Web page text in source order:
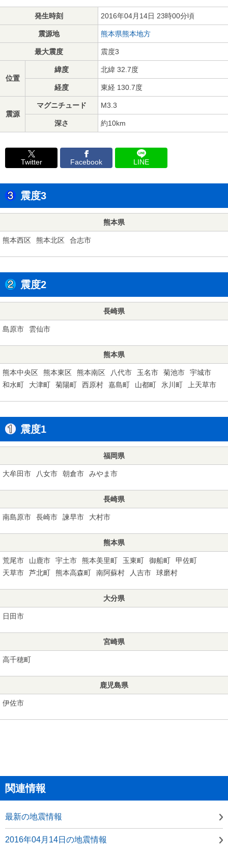
発生時刻 2016年04月14日 23時00分頃
震源地 熊本県熊本地方
最大震度 震度3
位置
緯度 北緯 32.7度
経度 東経 130.7度
震源
マグニチュード M3.3
深さ 約10km
Twitter Facebook LINE
震度3
熊本県
熊本西区 熊本北区 合志市
震度2
長崎県
島原市 雲仙市
熊本県
熊本中央区 熊本東区 熊本南区 八代市 玉名市 菊池市
宇城市
和水町
大津町 菊陽町 西原村 嘉島町 山都町 氷川町 上天草市
震度1
福岡県
大牟田市 八女市 朝倉市 みやま市
長崎県
南島原市 長崎市 諫早市 大村市
熊本県
荒尾市 山鹿市 宇土市 熊本美里町 玉東町 御船町
甲佐町
天草市
芦北町 熊本高森町 南阿蘇村 人吉市 球磨村
大分県
日田市
宮崎県
高千穂町
鹿児島県
伊佐市
関連情報
最新の地震情報
2016年04月14日の地震情報